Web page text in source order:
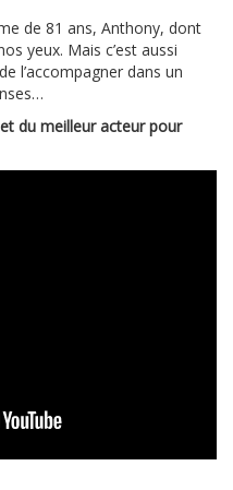
de 81 ans, Anthony, dont
yeux. Mais c’est aussi
l’accompagner dans un
du meilleur acteur pour